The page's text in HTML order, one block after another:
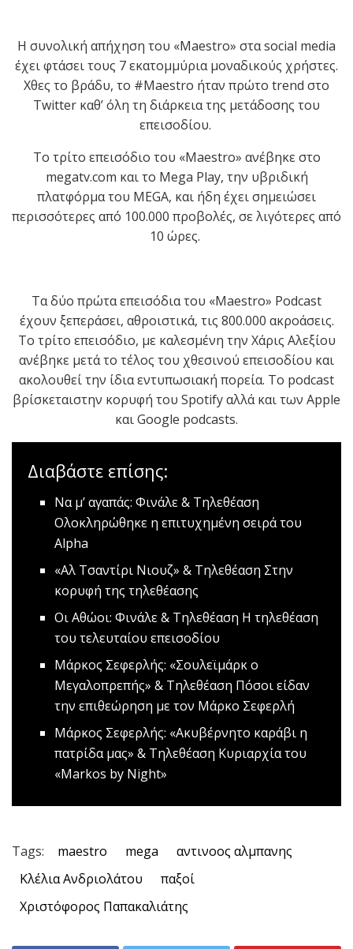
Η συνολική απήχηση του «Maestro» στα social media
έχει φτάσει τους 7 εκατομμύρια μοναδικούς χρήστες.
Χθες το βράδυ, το #Μaestro ήταν πρώτο trend στο
Twitter καθ’ όλη τη διάρκεια της μετάδοσης του
επεισοδίου.
Το τρίτο επεισόδιο του «Maestro» ανέβηκε στο
megatv.com και το Μega Play, την υβριδική
πλατφόρμα του MEGA, και ήδη έχει σημειώσει
περισσότερες από 100.000 προβολές, σε λιγότερες από
10 ώρες.
Τα δύο πρώτα επεισόδια του «Μaestro» Podcast
έχουν ξεπεράσει, αθροιστικά, τις 800.000 ακροάσεις.
Tο τρίτο επεισόδιο, με καλεσμένη την Χάρις Αλεξίου
ανέβηκε μετά το τέλος του χθεσινού επεισοδίου και
ακολουθεί την ίδια εντυπωσιακή πορεία. Το podcast
βρίσκεταιστην κορυφή του Spotify αλλά και των Apple
και Google podcasts.
Διαβάστε επίσης:
Να μ’ αγαπάς: Φινάλε & Τηλεθέαση
Ολοκληρώθηκε η επιτυχημένη σειρά του
Alpha
«Αλ Τσαντίρι Νιουζ» & Τηλεθέαση Στην
κορυφή της τηλεθέασης
Οι Αθώοι: Φινάλε & Τηλεθέαση Η τηλεθέαση
του τελευταίου επεισοδίου
Mάρκος Σεφερλής: «Σουλεϊμάρκ ο
Μεγαλοπρεπής» & Τηλεθέαση Πόσοι είδαν
την επιθεώρηση με τον Μάρκο Σεφερλή
Μάρκος Σεφερλής: «Ακυβέρνητο καράβι η
πατρίδα μας» & Τηλεθέαση Κυριαρχία του
«Markos by Night»
Tags: maestro mega
αντινοος αλμπανης
Κλέλια Ανδριολάτου
παξοί
Χριστόφορος Παπακαλιάτης